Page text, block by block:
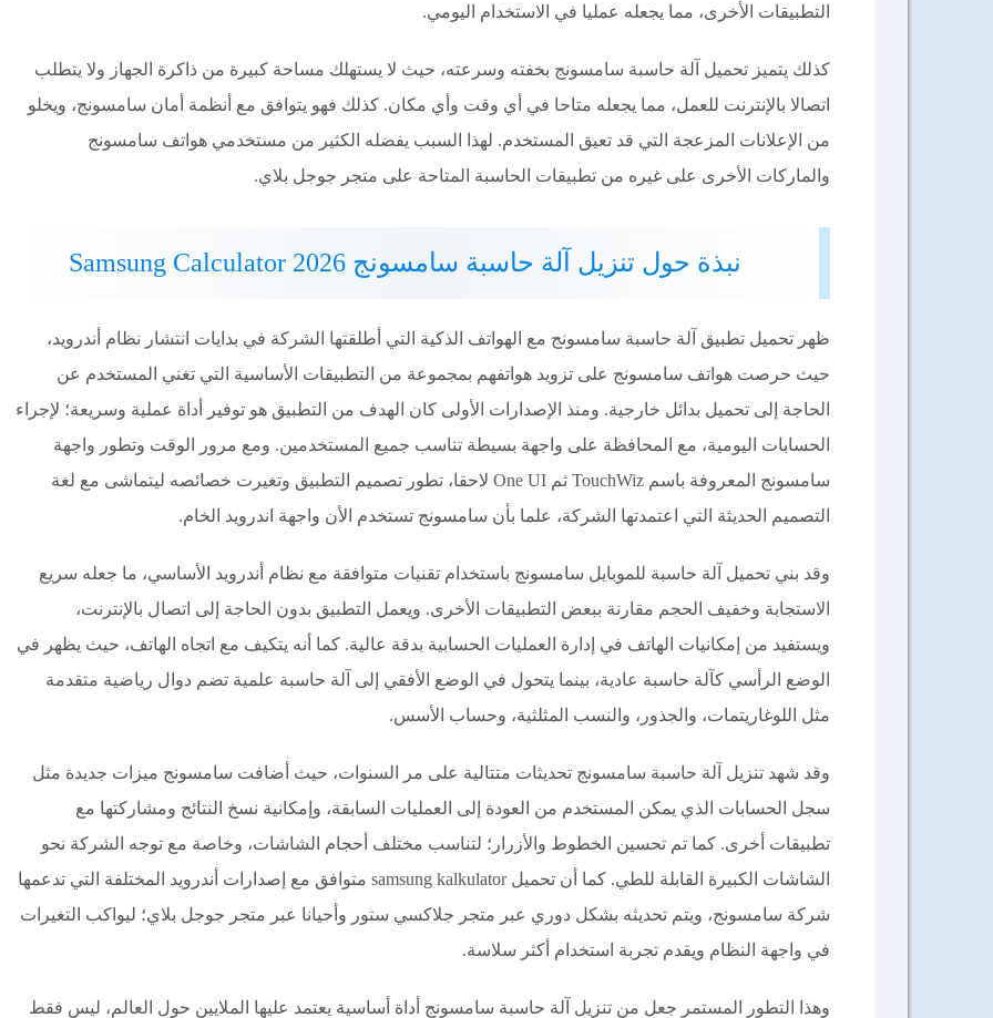
التطبيقات الأخرى، مما يجعله عمليا في الاستخدام اليومي.
كذلك يتميز تحميل آلة حاسبة سامسونج بخفته وسرعته، حيث لا يستهلك مساحة كبيرة من ذاكرة الجهاز ولا يتطلب
اتصالا بالإنترنت للعمل، مما يجعله متاحا في أي وقت وأي مكان. كذلك فهو يتوافق مع أنظمة أمان سامسونج، ويخلو
من الإعلانات المزعجة التي قد تعيق المستخدم. لهذا السبب يفضله الكثير من مستخدمي هواتف سامسونج
والماركات الأخرى على غيره من تطبيقات الحاسبة المتاحة على متجر جوجل بلاي.
نبذة حول تنزيل آلة حاسبة سامسونج Samsung Calculator 2026
ظهر تحميل تطبيق آلة حاسبة سامسونج مع الهواتف الذكية التي أطلقتها الشركة في بدايات انتشار نظام أندرويد،
حيث حرصت هواتف سامسونج على تزويد هواتفهم بمجموعة من التطبيقات الأساسية التي تغني المستخدم عن
الحاجة إلى تحميل بدائل خارجية. ومنذ الإصدارات الأولى كان الهدف من التطبيق هو توفير أداة عملية وسريعة؛ لإجراء
الحسابات اليومية، مع المحافظة على واجهة بسيطة تناسب جميع المستخدمين. ومع مرور الوقت وتطور واجهة
سامسونج المعروفة باسم TouchWiz ثم One UI لاحقا، تطور تصميم التطبيق وتغيرت خصائصه ليتماشى مع لغة
التصميم الحديثة التي اعتمدتها الشركة، علما بأن سامسونج تستخدم الأن واجهة اندرويد الخام.
وقد بني تحميل آلة حاسبة للموبايل سامسونج باستخدام تقنيات متوافقة مع نظام أندرويد الأساسي، ما جعله سريع
الاستجابة وخفيف الحجم مقارنة ببعض التطبيقات الأخرى. ويعمل التطبيق بدون الحاجة إلى اتصال بالإنترنت،
ويستفيد من إمكانيات الهاتف في إدارة العمليات الحسابية بدقة عالية. كما أنه يتكيف مع اتجاه الهاتف، حيث يظهر في
الوضع الرأسي كآلة حاسبة عادية، بينما يتحول في الوضع الأفقي إلى آلة حاسبة علمية تضم دوال رياضية متقدمة
مثل اللوغاريتمات، والجذور، والنسب المثلثية، وحساب الأسس.
وقد شهد تنزيل آلة حاسبة سامسونج تحديثات متتالية على مر السنوات، حيث أضافت سامسونج ميزات جديدة مثل
سجل الحسابات الذي يمكن المستخدم من العودة إلى العمليات السابقة، وإمكانية نسخ النتائج ومشاركتها مع
تطبيقات أخرى. كما تم تحسين الخطوط والأزرار؛ لتناسب مختلف أحجام الشاشات، وخاصة مع توجه الشركة نحو
الشاشات الكبيرة القابلة للطي. كما أن تحميل samsung kalkulator متوافق مع إصدارات أندرويد المختلفة التي تدعمها
شركة سامسونج، ويتم تحديثه بشكل دوري عبر متجر جلاكسي ستور وأحيانا عبر متجر جوجل بلاي؛ ليواكب التغيرات
في واجهة النظام ويقدم تجربة استخدام أكثر سلاسة.
وهذا التطور المستمر جعل من تنزيل آلة حاسبة سامسونج أداة أساسية يعتمد عليها الملايين حول العالم، ليس فقط